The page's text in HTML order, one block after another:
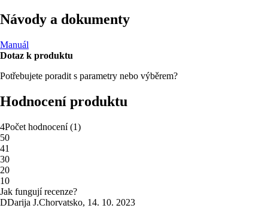
Návody a dokumenty
Manuál
Dotaz k produktu
Potřebujete poradit s parametry nebo výběrem?
Hodnocení produktu
4Počet hodnocení(1)
50
41
30
20
10
Jak fungují recenze?
DDarija J.Chorvatsko, 14. 10. 2023